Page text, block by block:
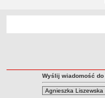
Lokalizacja
Insygnia gminy
Kontakt z Redakcją BIPWyślij wiadomość do